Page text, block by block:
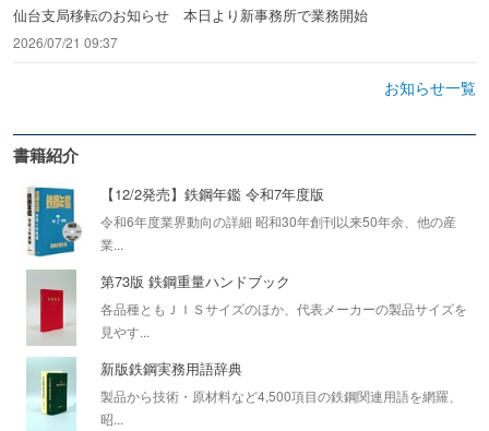
仙台支局移転のお知らせ 本日より新事務所で業務開始
2026/07/21 09:37
お知らせ一覧
書籍紹介
【12/2発売】鉄鋼年鑑 令和7年度版
令和6年度業界動向の詳細 昭和30年創刊以来50年余、他の産
業...
第73版 鉄鋼重量ハンドブック
各品種ともＪＩＳサイズのほか、代表メーカーの製品サイズを
見やす...
新版鉄鋼実務用語辞典
製品から技術・原材料など4,500項目の鉄鋼関連用語を網羅、
昭...